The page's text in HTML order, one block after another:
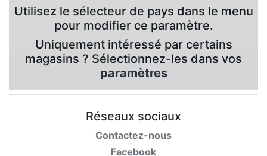
Utilisez le sélecteur de pays dans le menu
pour modifier ce paramètre.
Uniquement intéressé par certains
magasins ? Sélectionnez-les dans vos
paramètres
Réseaux sociaux
Contactez-nous
Facebook